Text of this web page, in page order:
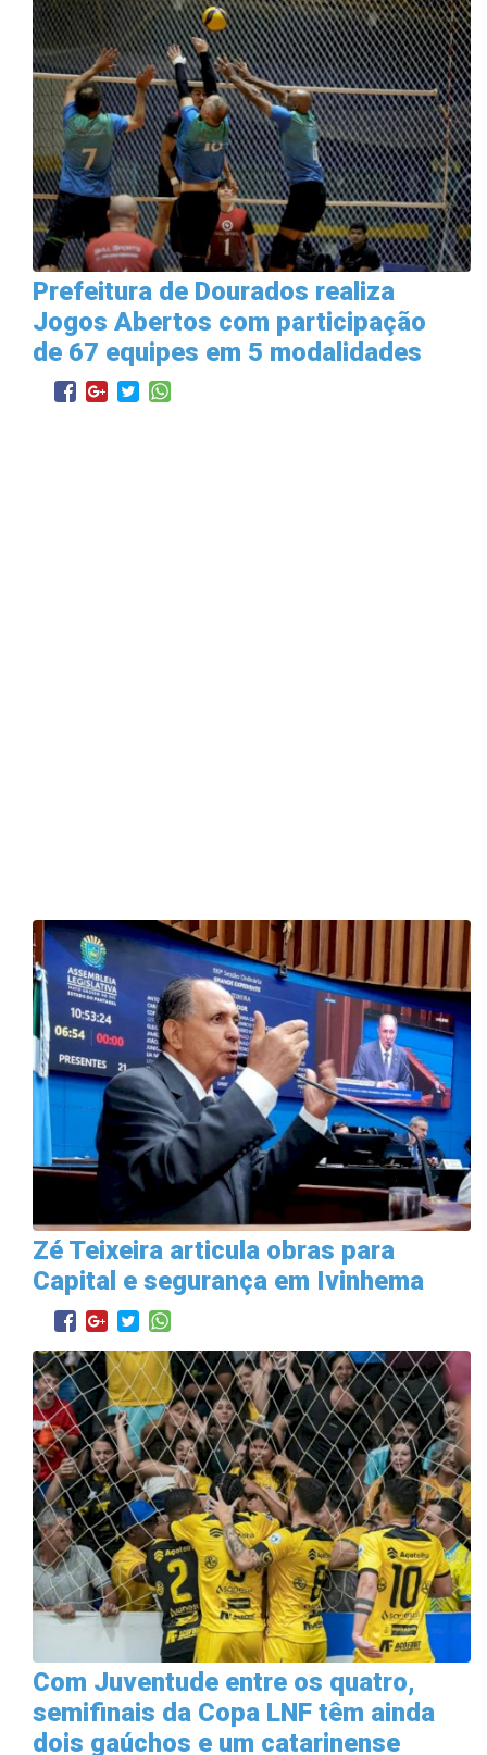
Prefeitura de Dourados realiza
Jogos Abertos com participação
de 67 equipes em 5 modalidades
Zé Teixeira articula obras para
Capital e segurança em Ivinhema
Com Juventude entre os quatro,
semifinais da Copa LNF têm ainda
dois gaúchos e um catarinense